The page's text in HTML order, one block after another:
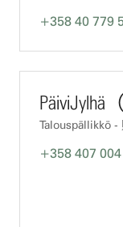
+358 40 779
PäiviJylhä
Talouspällikkö -
+358 407